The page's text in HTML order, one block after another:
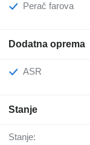
Perač farova
Dodatna oprema
ASR
Stanje
Stanje: